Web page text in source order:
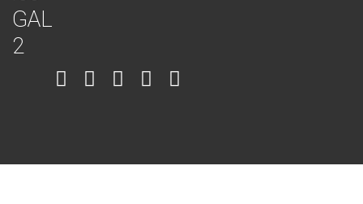
Item Item Item Item